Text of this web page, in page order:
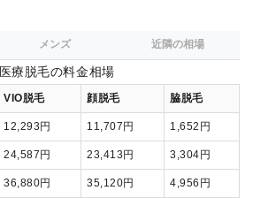
メンズ 近隣の相場
療脱毛の料金相場
VIO脱毛 顔脱毛 脇脱毛
12,293円 11,707円 1,652円
24,587円 23,413円 3,304円
36,880円 35,120円 4,956円